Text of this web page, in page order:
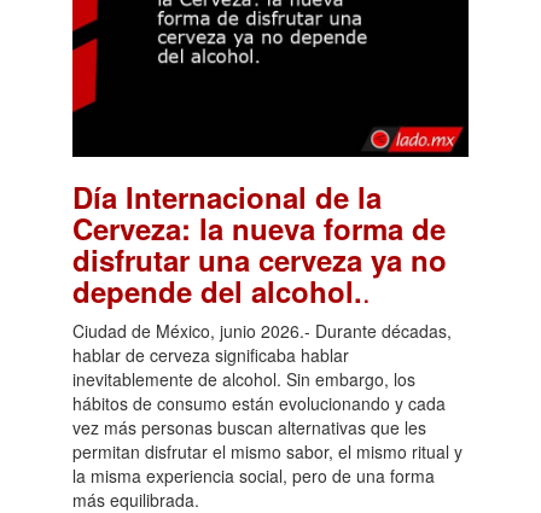
Día Internacional de la
Cerveza: la nueva forma de
disfrutar una cerveza ya no
depende del alcohol..
Ciudad de México, junio 2026.- Durante décadas,
hablar de cerveza significaba hablar
inevitablemente de alcohol. Sin embargo, los
hábitos de consumo están evolucionando y cada
vez más personas buscan alternativas que les
permitan disfrutar el mismo sabor, el mismo ritual y
la misma experiencia social, pero de una forma
más equilibrada.